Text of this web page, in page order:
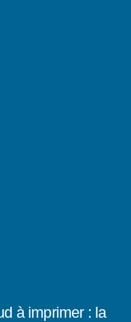
à imprimer : la